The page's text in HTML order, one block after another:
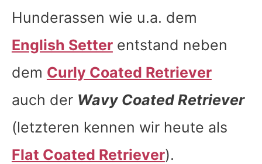
Hunderassen wie u.a. dem
English Setterentstand neben
dem Curly Coated Retriever
auch der Wavy Coated Retriever
(letzteren kennen wir heute als
Flat Coated Retriever).